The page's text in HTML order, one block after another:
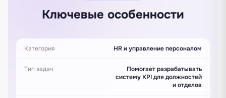
Ключевые особенности
Категория HR и управление персоналом
Тип задач
Помогает разрабатывать
систему KPI для должностей
и отделов